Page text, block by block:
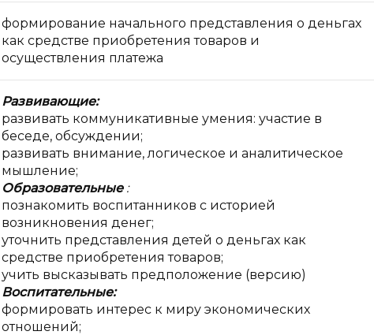
формирование начального представления о деньгах
как средстве приобретения товаров и
осуществления платежа
Развивающие:
развивать коммуникативные умения: участие в
беседе, обсуждении;
развивать внимание, логическое и аналитическое
мышление;
Образовательные :
познакомить воспитанников с историей
возникновения денег;
уточнить представления детей о деньгах как
средстве приобретения товаров;
учить высказывать предположение (версию)
Воспитательные:
формировать интерес к миру экономических
отношений;